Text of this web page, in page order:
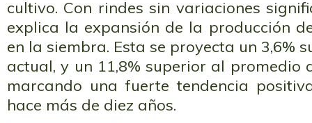
cultivo. Con rindes sin variaciones
explica la expansión de la producción
en la siembra. Esta se proyecta un 3,6%
actual, y un 11,8% superior al promedio
marcando una fuerte tendencia
hace más de diez años.